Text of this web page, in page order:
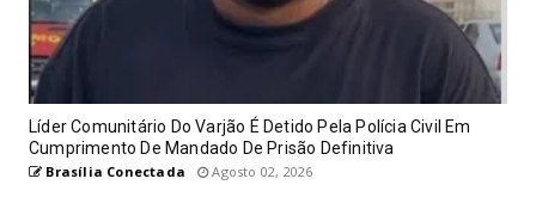
Líder Comunitário Do Varjão É Detido Pela Polícia Civil Em
Cumprimento De Mandado De Prisão Definitiva
Brasília Conectada Agosto 02, 2026